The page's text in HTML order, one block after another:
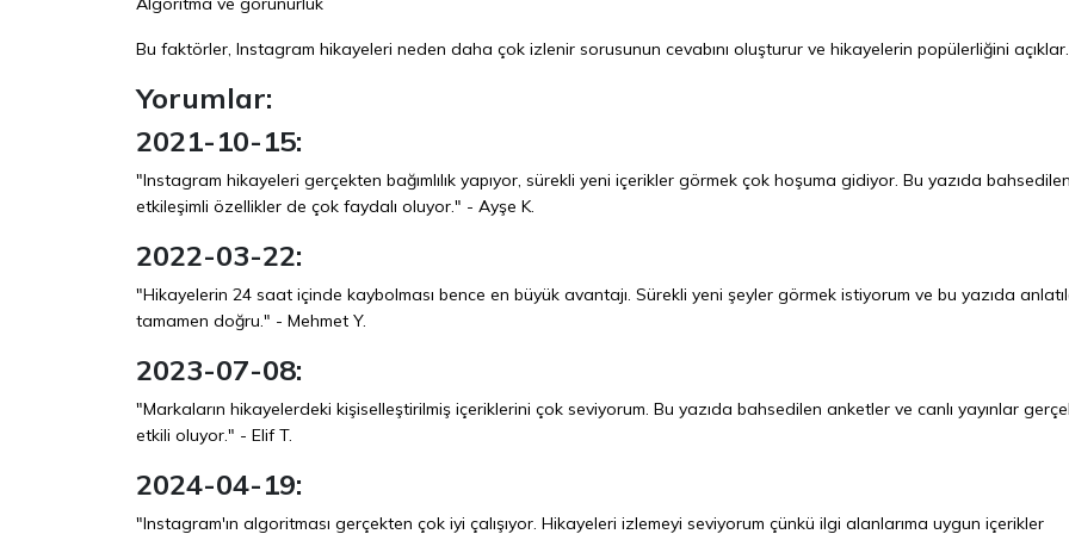
Bu faktörler, Instagram hikayeleri neden daha çok izlenir sorusunun cevabını oluşturur ve hikayelerin popülerliğini
Yorumlar:
2021-10-15:
"Instagram hikayeleri gerçekten bağımlılık yapıyor, sürekli yeni içerikler görmek çok hoşuma gidiyor. Bu yazıda bahsedilen
etkileşimli özellikler de çok faydalı oluyor." - Ayşe K.
2022-03-22:
"Hikayelerin 24 saat içinde kaybolması bence en büyük avantajı. Sürekli yeni şeyler görmek istiyorum ve bu yazıda
tamamen doğru." - Mehmet Y.
2023-07-08:
"Markaların hikayelerdeki kişiselleştirilmiş içeriklerini çok seviyorum. Bu yazıda bahsedilen anketler ve canlı yayınlar
etkili oluyor." - Elif T.
2024-04-19:
"Instagram'ın algoritması gerçekten çok iyi çalışıyor. Hikayeleri izlemeyi seviyorum çünkü ilgi alanlarıma uygun içerikler